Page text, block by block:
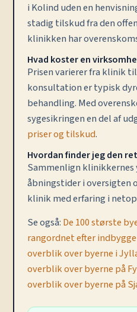
i Kolind uden en
stadig tilskud fra den
klinikken har
Hvad koster en
Prisen varierer fra klinik
konsultation er typisk
behandling. Med
sygesikringen en del af
priser og tilskud.
Hvordan finder jeg den
Sammenlign klinikkernes
åbningstider i oversigten
klinik med erfaring i
Se også: De 100 største
rangordnet efter
overblik over byerne i
overblik over byerne på
overblik over byerne på